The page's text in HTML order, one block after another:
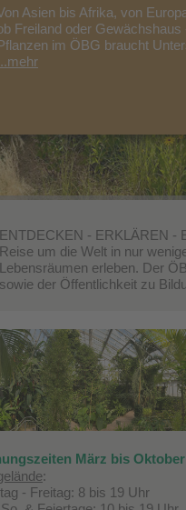
Asien bis Afrika, von
Freiland oder Gewächshaus
im ÖBG braucht
ENTDECKEN - ERKLÄREN -
Reise um die Welt in nur
Lebensräumen erleben. Der
sowie der Öffentlichkeit zu
März bis Oktober
:
- Freitag: 8 bis 19 Uhr